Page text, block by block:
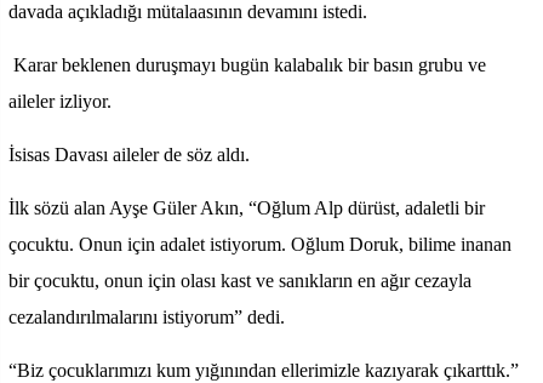
davada açıkladığı mütalaasının devamını istedi.
Karar beklenen duruşmayı bugün kalabalık bir basın grubu ve
aileler izliyor.
İsisas Davası aileler de söz aldı.
İlk sözü alan Ayşe Güler Akın, “Oğlum Alp dürüst, adaletli bir
çocuktu. Onun için adalet istiyorum. Oğlum Doruk, bilime inanan
bir çocuktu, onun için olası kast ve sanıkların en ağır cezayla
cezalandırılmalarını istiyorum” dedi.
“Biz çocuklarımızı kum yığınından ellerimizle kazıyarak çıkarttık.”